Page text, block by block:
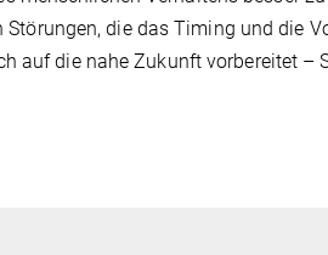
die das Timing und die
auf die nahe Zukunft vorbereitet –